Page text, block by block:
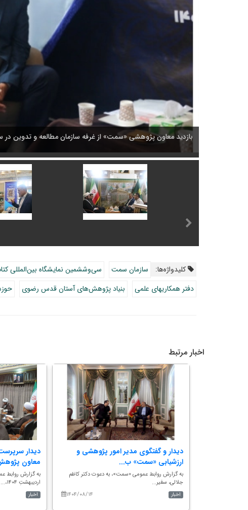
بازدید معاون پژوهشی «سمت» از غرفه سازمان مطالعه و تدوین
کلیدواژه‌ها: سازمان سمت سی‌وششمین نمایشگاه بین‌المللی
دفتر همکاریهای علمی
بنیاد پژوهش‌های آستان قدس رضوی
اخبار مرتبط
دیدار
معاون
اردیبهشتِ ۱۴۰۴،...
اخبار
دیدار و گفتگوی مدیر امور پژوهشی و
ارزشیابی «سمت» ب...
به گزارش روابط عمومی «سمت»، به دعوت دکتر کاظم
جلالی، سفیر...
۱۴۰۴/۰۸/۱۴
اخبار